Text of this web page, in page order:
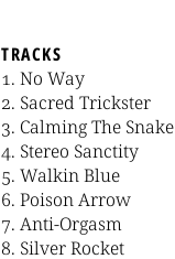
TRACKS
No Way
Sacred Trickster
Calming The Snake
Stereo Sanctity
Walkin Blue
Poison Arrow
Anti-Orgasm
Silver Rocket